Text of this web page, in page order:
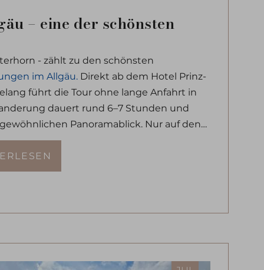
– eine der schönsten
- zählt zu den schönsten
im Allgäu. Direkt ab dem Hotel Prinz-
führt die Tour ohne lange Anfahrt in
dauert rund 6–7 Stunden und
Panoramablick. Nur auf den
Kraxelei erforderlich.